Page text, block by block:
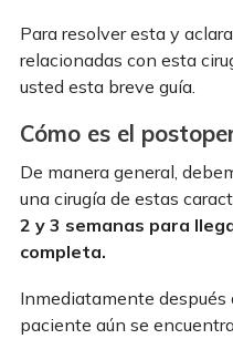
Para resolver esta y
relacionadas con esta
usted esta breve guía.
Cómo es el
De manera general,
una cirugía de estas
2 y 3 semanas para
completa.
Inmediatamente después
paciente aún se